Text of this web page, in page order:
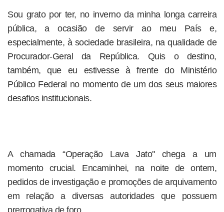
Sou grato por ter, no inverno da minha longa carreira
pública, a ocasião de servir ao meu País e,
especialmente, à sociedade brasileira, na qualidade de
Procurador-Geral da República. Quis o destino,
também, que eu estivesse à frente do Ministério
Público Federal no momento de um dos seus maiores
desafios institucionais.
A chamada “Operação Lava Jato'' chega a um
momento crucial. Encaminhei, na noite de ontem,
pedidos de investigação e promoções de arquivamento
em relação a diversas autoridades que possuem
prerrogativa de foro.